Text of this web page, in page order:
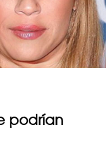
podrían